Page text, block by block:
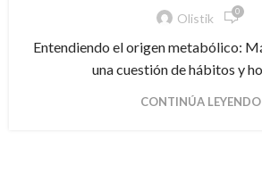
Olistik 0
Entendiendo el origen metabólico:
una cuestión de hábitos y
CONTINÚA LEYENDO